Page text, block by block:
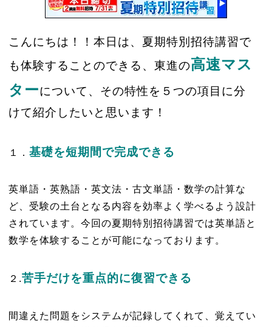
こんにちは！！本日は、夏期特別招待講習で
も体験することのできる、東進の高速マス
ターについて、その特性を５つの項目に分
けて紹介したいと思います！
１． 基礎を短期間で完成できる
英単語・英熟語・英文法・古文単語・数学の計算な
ど、受験の土台となる内容を効率よく学べるよう設計
されています。今回の夏期特別招待講習では英単語と
数学を体験することが可能になっております。
２.苦手だけを重点的に復習できる
間違えた問題をシステムが記録してくれて、覚えてい